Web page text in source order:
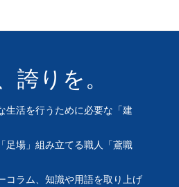
誇りを。
生活を行うために必要な「建
足場」組み立てる職人「鳶職
コラム、知識や用語を取り上げ